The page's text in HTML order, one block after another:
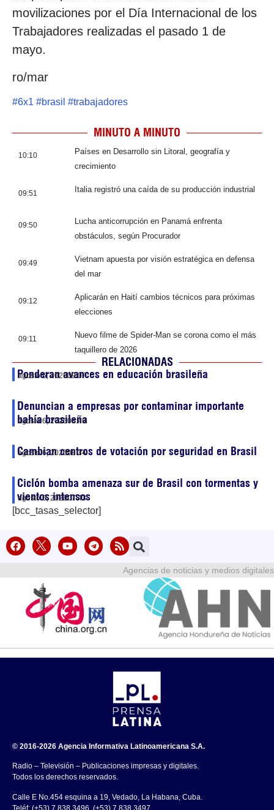
movilizaciones por el Día Internacional de los
Trabajadores realizadas el pasado 1 de
mayo.
ro/mar
#6x1 #brasil #trabajadores
MINUTO A MINUTO
10:10
Países en Desarrollo sin Litoral, geografía y
crecimiento
09:51 Italia registró una caída de su producción industrial
09:50
Lucha anticorrupción en Panamá enfrenta
obstáculos, según Procurador
09:49
Vietnam apuesta por visión estratégica en defensa
del mar
09:12
Aplicarán en Haití cambios técnicos para próximas
elecciones
09:11
Nuevo filme de Spider-Man se corona como el más
taquillero de 2026
RELACIONADAS
Ponderan avances en educación brasileña
agosto 6, 202609:07
Denuncian a empresas por contaminar importante
bahía brasileña
agosto 6, 202608:49
Cambian centros de votación por seguridad en Brasil
agosto 6, 202608:34
Ciclón bomba amenaza sur de Brasil con tormentas y
vientos intensos
agosto 6, 202607:43
[bcc_tasas_selector]
Agencias de noticias y medios digitales
© 2016-2026 Agencia Informativa Latinoamericana S.A.
Radio – Televisión – Publicaciones impresas y digitales.
Todos los derechos reservados.
Calle E No.454 esquina a 19, Vedado, La Habana, Cuba.
Teléf: (+53) 7 838 3496, (+53) 7 838 3497